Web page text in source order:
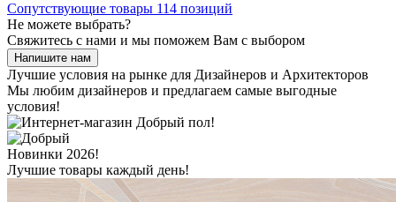
Сопутствующие товары 114 позиций
Не можете выбрать?
Свяжитесь с нами и мы поможем Вам с выбором
Напишите нам
Лучшие условия на рынке для Дизайнеров и Архитекторов
Мы любим дизайнеров и предлагаем самые выгодные
условия!
Новинки 2026!
Лучшие товары каждый день!